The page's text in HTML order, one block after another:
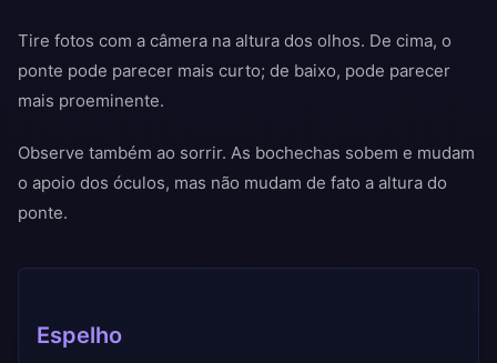
Tire fotos com a câmera na altura dos olhos. De cima, o
ponte pode parecer mais curto; de baixo, pode parecer
mais proeminente.
Observe também ao sorrir. As bochechas sobem e mudam
o apoio dos óculos, mas não mudam de fato a altura do
ponte.
Espelho